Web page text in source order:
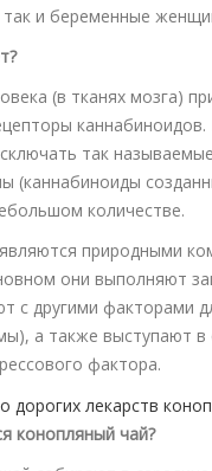
так и беременные
(в тканях мозга)
так называемые
(каннабиноиды
количестве.
природными
они выполняют
с другими факторами
а также выступают в
фактора.
конопляный чай?